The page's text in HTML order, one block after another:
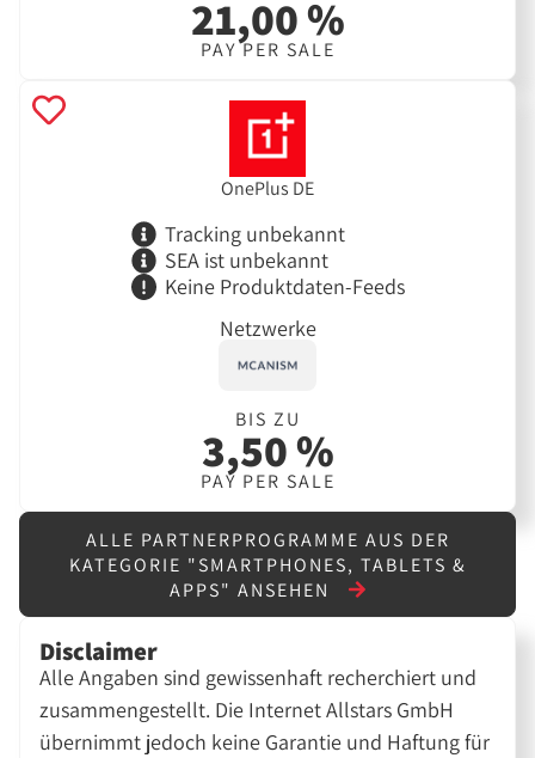
21,00 %
PAY PER SALE
OnePlus DE
Tracking unbekannt
SEA ist unbekannt
Keine Produktdaten-Feeds
Netzwerke
BIS ZU
3,50 %
PAY PER SALE
ALLE PARTNERPROGRAMME AUS DER
KATEGORIE "SMARTPHONES, TABLETS &
APPS" ANSEHEN
Disclaimer
Alle Angaben sind gewissenhaft recherchiert und
zusammengestellt. Die Internet Allstars GmbH
übernimmt jedoch keine Garantie und Haftung für